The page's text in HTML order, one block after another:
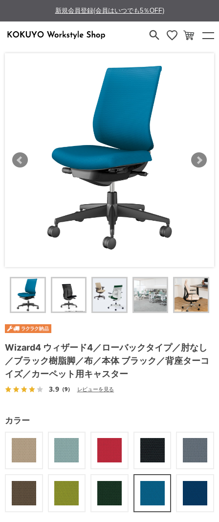
新規会員登録(会員はいつでも5％OFF)
Wizard4 ウィザード4／ローバックタイプ／肘なし
／ブラック樹脂脚／布／本体 ブラック／背座ターコ
イズ／カーペット用キャスター
3.9（9） レビューを見る
カラー